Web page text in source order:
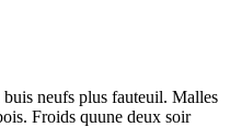
neufs plus fauteuil. Malles
Froids quune deux soir